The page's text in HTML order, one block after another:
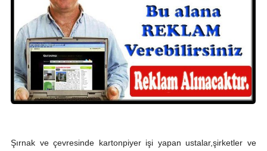
Şırnak ve çevresinde kartonpiyer işi yapan ustalar,şirketler ve